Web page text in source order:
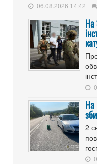
06.08.2026 14:42
На
На
2